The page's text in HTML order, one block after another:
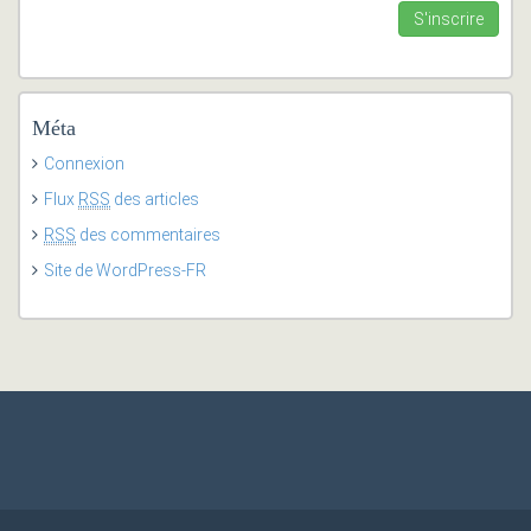
Méta
Connexion
Flux RSS des articles
RSS des commentaires
Site de WordPress-FR